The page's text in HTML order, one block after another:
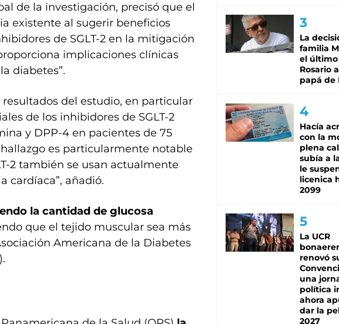
de la investigación, precisó que el
existente al sugerir beneficios
de SGLT-2 en la mitigación
implicaciones clínicas
diabetes”.
del estudio, en particular
de los inhibidores de SGLT-2
y DPP-4 en pacientes de 75
hallazgo es particularmente notable
2 también se usan actualmente
cardíaca”, añadió.
la cantidad de glucosa
que el tejido muscular sea más
Americana de la Diabetes
La
familia
el último
Rosario
papá de
Hacía
con la
plena
subía a
le
licenica
2099
La UCR
renovó
una
política
ahora
dar la
2027